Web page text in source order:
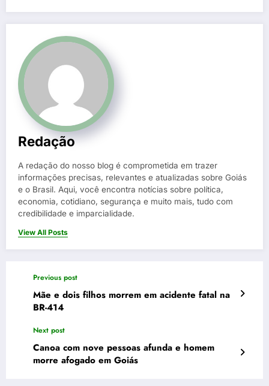
Redação
A redação do nosso blog é comprometida em trazer
informações precisas, relevantes e atualizadas sobre Goiás
e o Brasil. Aqui, você encontra notícias sobre política,
economia, cotidiano, segurança e muito mais, tudo com
credibilidade e imparcialidade.
View All Posts
Previous post
Mãe e dois filhos morrem em acidente fatal na
BR-414
Next post
Canoa com nove pessoas afunda e homem
morre afogado em Goiás